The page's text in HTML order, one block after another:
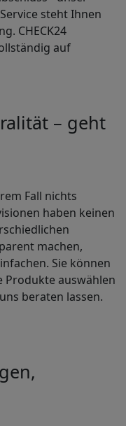
steht Ihnen
CHECK24
auf
– geht
Fall nichts
haben keinen
machen,
Sie können
Produkte auswählen
beraten lassen.